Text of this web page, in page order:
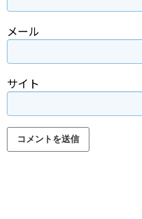
メール
サイト